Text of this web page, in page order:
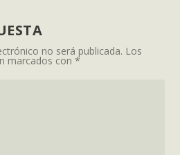
no será publicada. Los
marcados con*